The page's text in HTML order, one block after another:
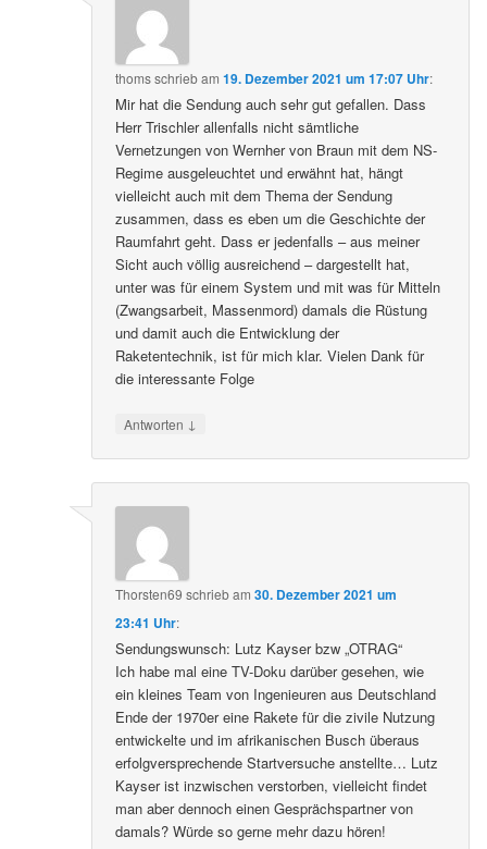
thomsschriebam19. Dezember 2021 um 17:07 Uhr:
Mir hat die Sendung auch sehr gut gefallen. Dass
Herr Trischler allenfalls nicht sämtliche
Vernetzungen von Wernher von Braun mit dem NS-
Regime ausgeleuchtet und erwähnt hat, hängt
vielleicht auch mit dem Thema der Sendung
zusammen, dass es eben um die Geschichte der
Raumfahrt geht. Dass er jedenfalls – aus meiner
Sicht auch völlig ausreichend – dargestellt hat,
unter was für einem System und mit was für Mitteln
(Zwangsarbeit, Massenmord) damals die Rüstung
und damit auch die Entwicklung der
Raketentechnik, ist für mich klar. Vielen Dank für
die interessante Folge
Antworten ↓
Thorsten69 schriebam30. Dezember 2021 um
23:41 Uhr:
Sendungswunsch: Lutz Kayser bzw „OTRAG“
Ich habe mal eine TV-Doku darüber gesehen, wie
ein kleines Team von Ingenieuren aus Deutschland
Ende der 1970er eine Rakete für die zivile Nutzung
entwickelte und im afrikanischen Busch überaus
erfolgversprechende Startversuche anstellte… Lutz
Kayser ist inzwischen verstorben, vielleicht findet
man aber dennoch einen Gesprächspartner von
damals? Würde so gerne mehr dazu hören!